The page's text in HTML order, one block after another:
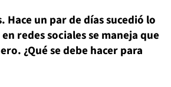
Hace un par de días sucedió lo
redes sociales se maneja que
¿Qué se debe hacer para